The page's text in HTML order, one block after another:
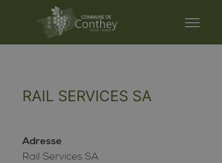
RAIL SERVICES SA
Adresse
Rail Services SA